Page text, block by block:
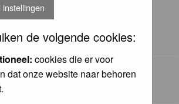
de volgende cookies:
cookies die er voor
dat onze website naar behoren
over Birdpix